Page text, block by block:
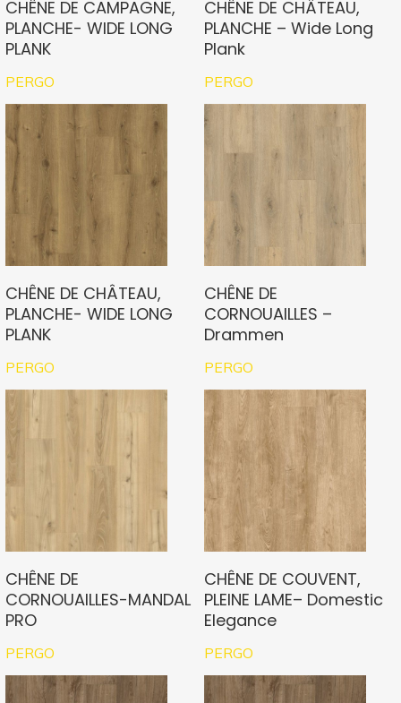
CHÊNE DE CAMPAGNE,
PLANCHE- WIDE LONG
PLANK
PERGO
CHÊNE DE CHÂTEAU,
PLANCHE – Wide Long
Plank
PERGO
CHÊNE DE CHÂTEAU,
PLANCHE- WIDE LONG
PLANK
PERGO
CHÊNE DE
CORNOUAILLES –
Drammen
PERGO
CHÊNE DE
CORNOUAILLES-MANDAL
PRO
PERGO
CHÊNE DE COUVENT,
PLEINE LAME– Domestic
Elegance
PERGO